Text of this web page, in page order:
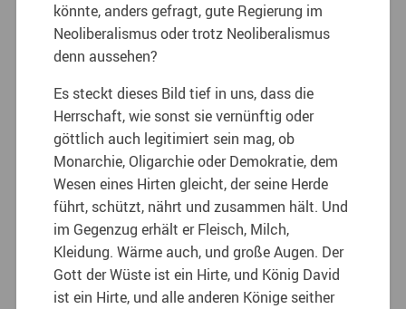
könnte, anders gefragt, gute Regierung im
Neoliberalismus oder trotz Neoliberalismus
denn aussehen?
Es steckt dieses Bild tief in uns, dass die
Herrschaft, wie sonst sie vernünftig oder
göttlich auch legitimiert sein mag, ob
Monarchie, Oligarchie oder Demokratie, dem
Wesen eines Hirten gleicht, der seine Herde
führt, schützt, nährt und zusammen hält. Und
im Gegenzug erhält er Fleisch, Milch,
Kleidung. Wärme auch, und große Augen. Der
Gott der Wüste ist ein Hirte, und König David
ist ein Hirte, und alle anderen Könige seither